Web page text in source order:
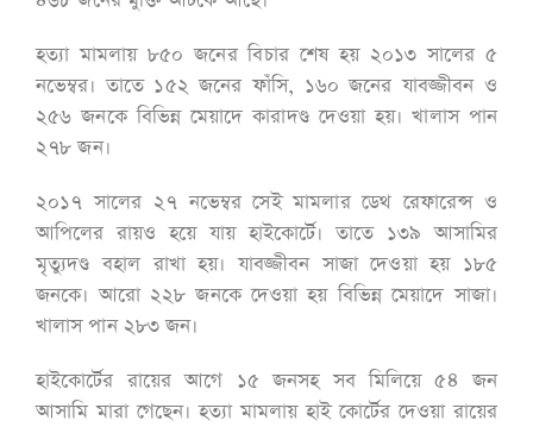
হত্যা মামলায় ৮৫০ জনের বিচার শেষ হয় ২০১৩ সালের ৫
নভেম্বর। তাতে ১৫২ জনের ফাঁসি, ১৬০ জনের যাবজ্জীবন ও
২৫৬ জনকে বিভিন্ন মেয়াদে কারাদণ্ড দেওয়া হয়। খালাস পান
২৭৮ জন।
২০১৭ সালের ২৭ নভেম্বর সেই মামলার ডেথ রেফারেন্স ও
আপিলের রায়ও হয়ে যায় হাইকোর্টে। তাতে ১৩৯ আসামির
মৃত্যুদণ্ড বহাল রাখা হয়। যাবজ্জীবন সাজা দেওয়া হয় ১৮৫
জনকে। আরো ২২৮ জনকে দেওয়া হয় বিভিন্ন মেয়াদে সাজা।
খালাস পান ২৮৩ জন।
হাইকোর্টের রায়ের আগে ১৫ জনসহ সব মিলিয়ে ৫৪ জন
আসামি মারা গেছেন। হত্যা মামলায় হাই কোর্টের দেওয়া রায়ের